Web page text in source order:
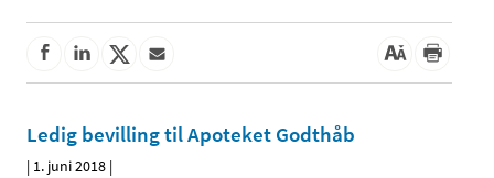
Ledig bevilling til Apoteket Godthåb
| 1. juni 2018 |